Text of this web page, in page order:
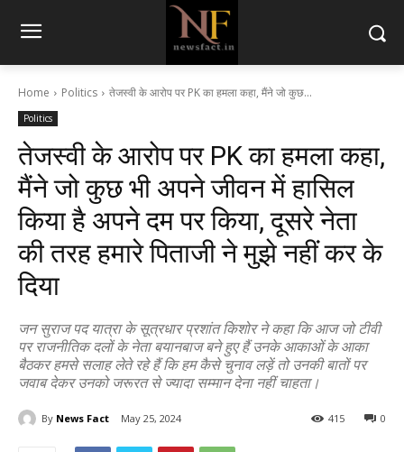
Home Politics तेजस्वी के आरोप पर PK का हमला कहा, मैंने जो कुछ...
Politics
तेजस्वी के आरोप पर PK का हमला कहा,
मैंने जो कुछ भी अपने जीवन में हासिल
किया है अपने दम पर किया, दूसरे नेता
की तरह हमारे पिताजी ने मुझे नहीं कर के
दिया
जन सुराज पद यात्रा के सूत्रधार प्रशांत किशोर ने कहा कि आज जो टीवी
पर राजनीतिक दलों के नेता बयानबाज बने हुए हैं उनके आकाओं के आका
बैठकर हमसे सलाह लेते रहे हैं कि हम कैसे चुनाव लड़ें तो उनकी बातों पर
जवाब देकर उनको जरूरत से ज्यादा सम्मान देना नहीं चाहता।
By News Fact May 25, 2024 0
415